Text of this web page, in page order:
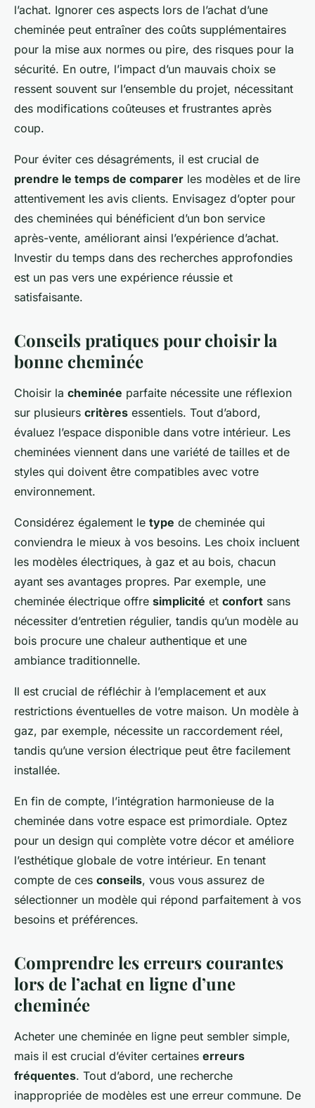
l’achat. Ignorer ces aspects lors de l’achat d’une
cheminée peut entraîner des coûts supplémentaires
pour la mise aux normes ou pire, des risques pour la
sécurité. En outre, l’impact d’un mauvais choix se
ressent souvent sur l’ensemble du projet, nécessitant
des modifications coûteuses et frustrantes après
coup.
Pour éviter ces désagréments, il est crucial de
prendre le temps de comparer les modèles et de lire
attentivement les avis clients. Envisagez d’opter pour
des cheminées qui bénéficient d’un bon service
après-vente, améliorant ainsi l’expérience d’achat.
Investir du temps dans des recherches approfondies
est un pas vers une expérience réussie et
satisfaisante.
Conseils pratiques pour choisir la
bonne cheminée
Choisir la cheminée parfaite nécessite une réflexion
sur plusieurs critères essentiels. Tout d’abord,
évaluez l’espace disponible dans votre intérieur. Les
cheminées viennent dans une variété de tailles et de
styles qui doivent être compatibles avec votre
environnement.
Considérez également le type de cheminée qui
conviendra le mieux à vos besoins. Les choix incluent
les modèles électriques, à gaz et au bois, chacun
ayant ses avantages propres. Par exemple, une
cheminée électrique offre simplicité et confort sans
nécessiter d’entretien régulier, tandis qu’un modèle au
bois procure une chaleur authentique et une
ambiance traditionnelle.
Il est crucial de réfléchir à l’emplacement et aux
restrictions éventuelles de votre maison. Un modèle à
gaz, par exemple, nécessite un raccordement réel,
tandis qu’une version électrique peut être facilement
installée.
En fin de compte, l’intégration harmonieuse de la
cheminée dans votre espace est primordiale. Optez
pour un design qui complète votre décor et améliore
l’esthétique globale de votre intérieur. En tenant
compte de ces conseils, vous vous assurez de
sélectionner un modèle qui répond parfaitement à vos
besoins et préférences.
Comprendre les erreurs courantes
lors de l’achat en ligne d’une
cheminée
Acheter une cheminée en ligne peut sembler simple,
mais il est crucial d’éviter certaines erreurs
fréquentes. Tout d’abord, une recherche
inappropriée de modèles est une erreur commune. De